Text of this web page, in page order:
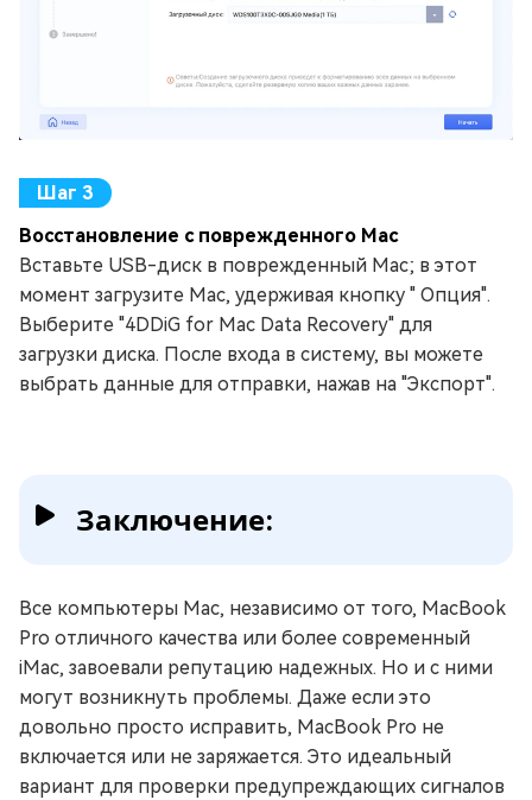
Восстановление с поврежденного Mac
Вставьте USB-диск в поврежденный Mac; в этот
момент загрузите Mac, удерживая кнопку " Опция".
Выберите "4DDiG for Mac Data Recovery" для
загрузки диска. После входа в систему, вы можете
выбрать данные для отправки, нажав на "Экспорт".
Заключение:
Все компьютеры Mac, независимо от того, MacBook
Pro отличного качества или более современный
iMac, завоевали репутацию надежных. Но и с ними
могут возникнуть проблемы. Даже если это
довольно просто исправить, MacBook Pro не
включается или не заряжается. Это идеальный
вариант для проверки предупреждающих сигналов